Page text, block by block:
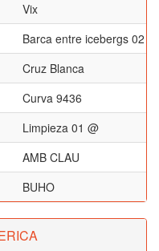
Vix
Barca entre icebergs 02
Cruz Blanca
Curva 9436
Limpieza 01 @
AMB CLAU
BUHO